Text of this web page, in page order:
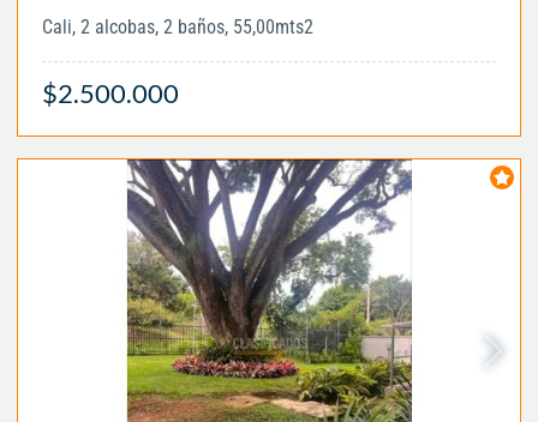
Cali, 2 alcobas, 2 baños, 55,00mts2
$2.500.000